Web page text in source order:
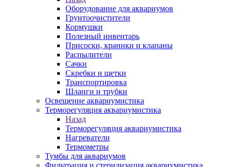
Оборудование для аквариумов
Грунтоочистители
Кормушки
Полезный инвентарь
Присоски, краники и клапаны
Распылители
Сачки
Скребки и щетки
Транспортировка
Шланги и трубки
Освещение аквариумистика
Терморегуляция аквариумистика
Назад
Терморегуляция аквариумистика
Нагреватели
Термометры
Тумбы для аквариумов
Фильтрация и стерилизация аквариумистика